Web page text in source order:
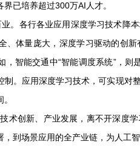
界已培养超过300万AI 人才。
。各行各业应用深度学习技术降
、体量庞大，深度学习驱动的创
，智能交通中“智能调度系统”，则
制。应用深度学习技术，可实现对
术创新、产业发展，离不开深度
到场景应用的全产业链，为人工